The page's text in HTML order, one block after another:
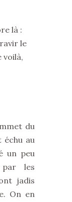
là :
le
voilà,
du
au
un peu
les
jadis
On en